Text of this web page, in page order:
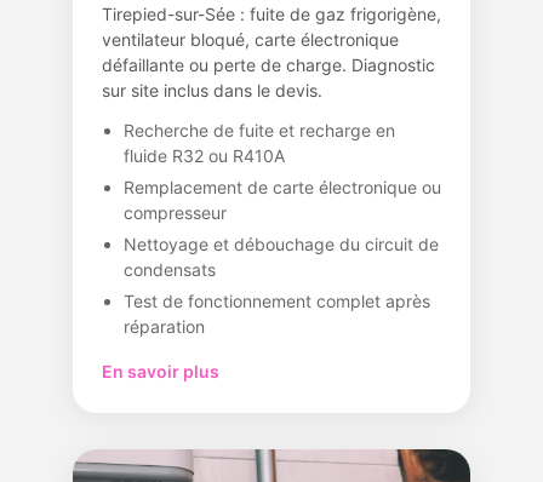
Tirepied-sur-Sée : fuite de gaz frigorigène,
ventilateur bloqué, carte électronique
défaillante ou perte de charge. Diagnostic
sur site inclus dans le devis.
Recherche de fuite et recharge en
fluide R32 ou R410A
Remplacement de carte électronique ou
compresseur
Nettoyage et débouchage du circuit de
condensats
Test de fonctionnement complet après
réparation
En savoir plus